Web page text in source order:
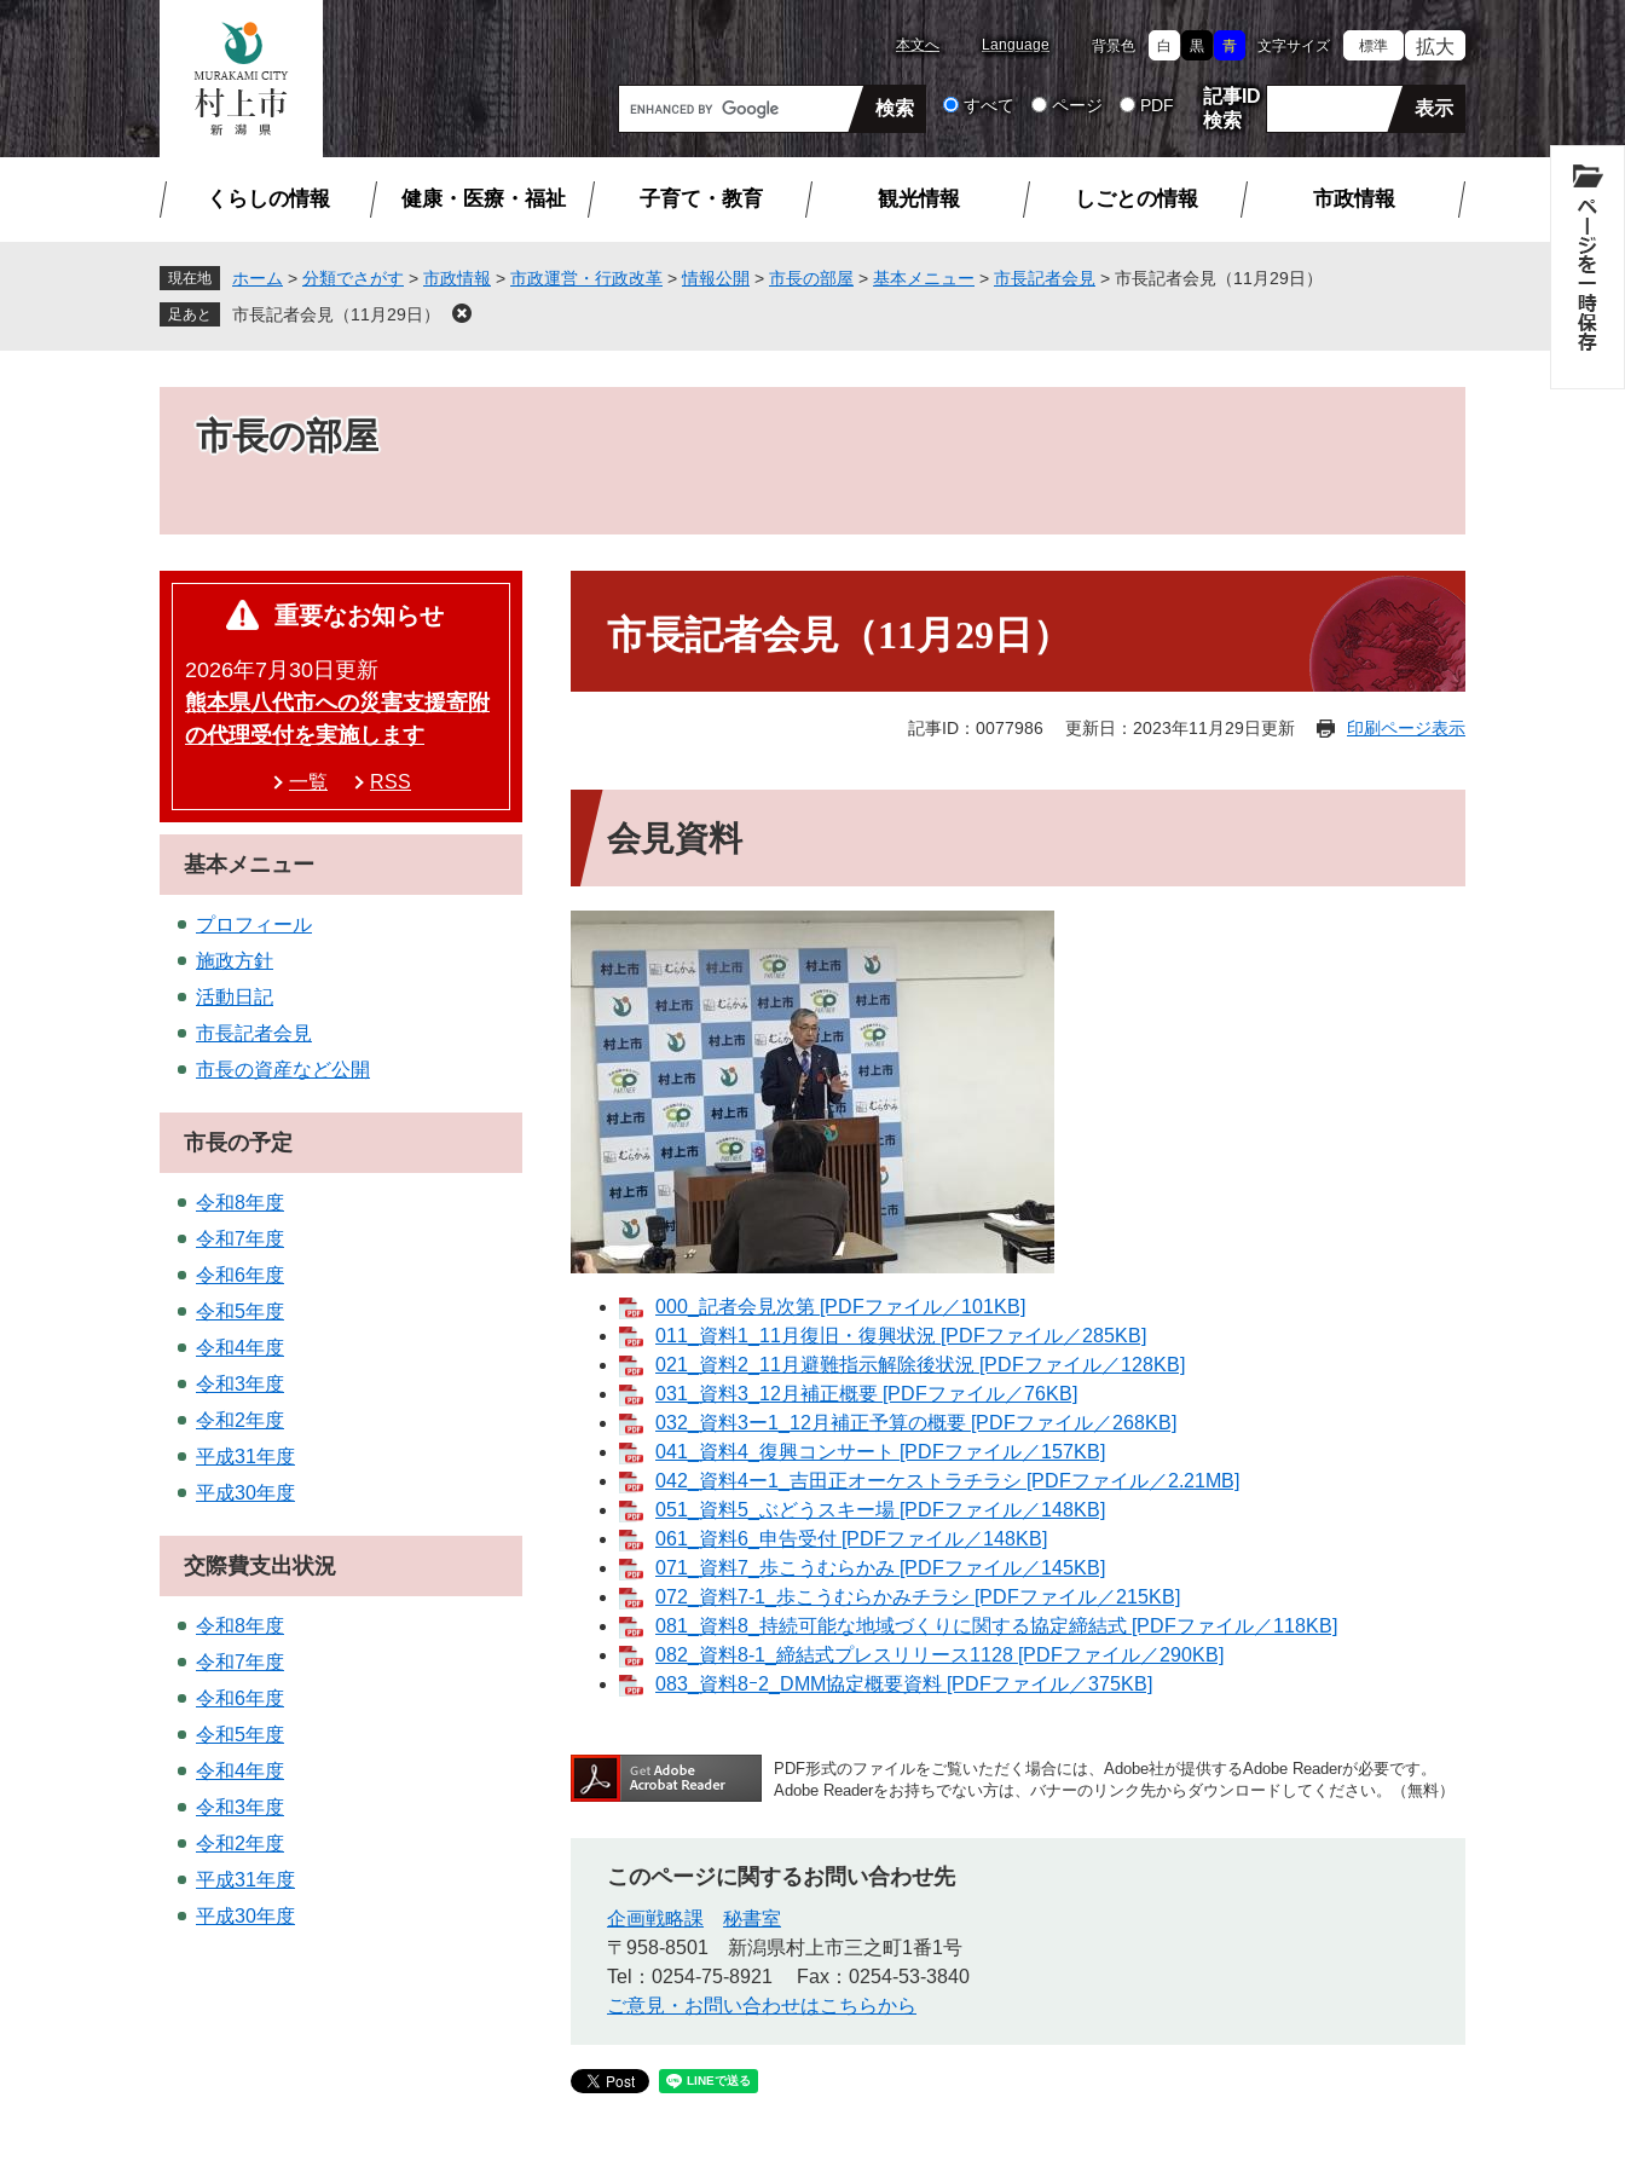
ペ
ー
ジ
の
先
頭
メ
ニ
ュ
ー
を
飛
本文へ Language 背景色 白 黒 青 文字サイズ 標準 拡大
G
o
o
カ
検
すべて ページ PDF
記事ID
検索
くらしの情報 健康・医療・福祉 子育て・教育 観光情報 しごとの情報 市政情報
現在地 ホーム > 分類でさがす > 市政情報 > 市政運営・行政改革 >情報公開 > 市長の部屋 > 基本メニュー > 市長記者会見 > 市長記者会見（11月29日）
市長記者会見（11月29日）
閉
市長の部屋
市長記者会見（11月29日）
記事ID：0077986 更新日：2023年11月29日更新 印刷ページ表示
会見資料
000_記者会見次第 [PDFファイル／101KB]
011_資料1_11月復旧・復興状況 [PDFファイル／285KB]
021_資料2_11月避難指示解除後状況 [PDFファイル／128KB]
031_資料3_12月補正概要 [PDFファイル／76KB]
032_資料3ー1_12月補正予算の概要 [PDFファイル／268KB]
041_資料4_復興コンサート [PDFファイル／157KB]
042_資料4ー1_吉田正オーケストラチラシ [PDFファイル／2.21MB]
051_資料5_ぶどうスキー場 [PDFファイル／148KB]
061_資料6_申告受付 [PDFファイル／148KB]
071_資料7_歩こうむらかみ [PDFファイル／145KB]
072_資料7-1_歩こうむらかみチラシ [PDFファイル／215KB]
081_資料8_持続可能な地域づくりに関する協定締結式 [PDFファイル／118KB]
082_資料8-1_締結式プレスリリース1128 [PDFファイル／290KB]
083_資料8ｰ2_DMM協定概要資料 [PDFファイル／375KB]
PDF形式のファイルをご覧いただく場合には、Adobe社が提供するAdobe Readerが必要です。
Adobe Readerをお持ちでない方は、バナーのリンク先からダウンロードしてください。（無料）
このページに関するお問い合わせ先
企画戦略課
秘書室
〒958-8501
新潟県村上市三之町1番1号
Tel：0254-75-8921
Fax：0254-53-3840
ご意見・お問い合わせはこちらから
重要なお知らせ
2026年7月30日更新
熊本県八代市への災害支援寄附
の代理受付を実施します
一覧 RSS
基本メニュー
プロフィール
施政方針
活動日記
市長記者会見
市長の資産など公開
市長の予定
令和8年度
令和7年度
令和6年度
令和5年度
令和4年度
令和3年度
令和2年度
平成31年度
平成30年度
交際費支出状況
令和8年度
令和7年度
令和6年度
令和5年度
令和4年度
令和3年度
令和2年度
平成31年度
平成30年度